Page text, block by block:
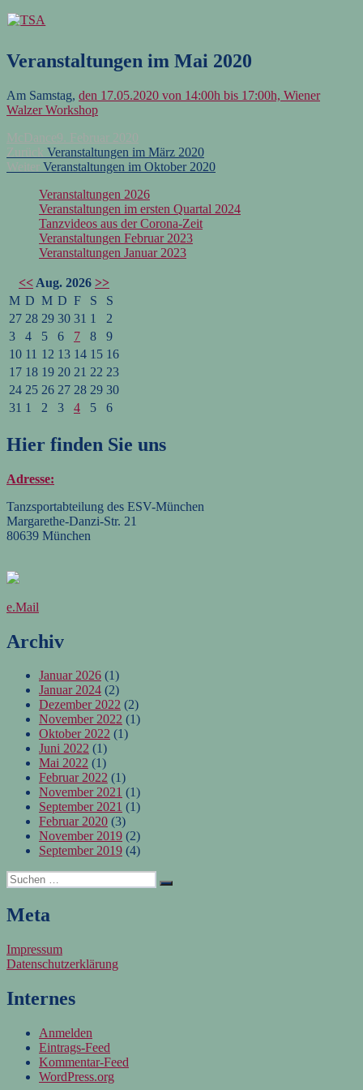
Zum
Inhalt
Veranstaltungen im Mai 2020
Am Samstag, den 17.05.2020 von 14:00h bis 17:00h, Wiener
Walzer Workshop
Autor
McDanceVeröffentlicht
am
9. Februar 2020
Beitragsnavigation
Zurück Vorheriger
Beitrag:
Veranstaltungen im März 2020
Weiter Nächster
Veranstaltungen im Oktober 2020
Veranstaltungen 2026
Veranstaltungen im ersten Quartal 2024
Tanzvideos aus der Corona-Zeit
Veranstaltungen Februar 2023
Veranstaltungen Januar 2023
<< Aug. 2026 >>
M D M D F S
S
27 28 29 30 31 1
2
3
4 5 6 7 8
9
10 11 12 13 14 15 16
17 18 19 20 21 22 23
24 25 26 27 28 29 30
31 1 2 3 4 5 6
Hier finden Sie uns
Adresse:
Tanzsportabteilung des ESV-München
Margarethe-Danzi-Str. 21
80639 München
e.Mail
Archiv
Januar 2026 (1)
Januar 2024 (2)
Dezember 2022 (2)
November 2022 (1)
Oktober 2022 (1)
Juni 2022 (1)
Mai 2022 (1)
Februar 2022 (1)
November 2021 (1)
September 2021 (1)
Februar 2020 (3)
November 2019 (2)
September 2019 (4)
Suchen
nach:
Suchen
Meta
Impressum
Datenschutzerklärung
Internes
Anmelden
Eintrags-Feed
Kommentar-Feed
WordPress.org